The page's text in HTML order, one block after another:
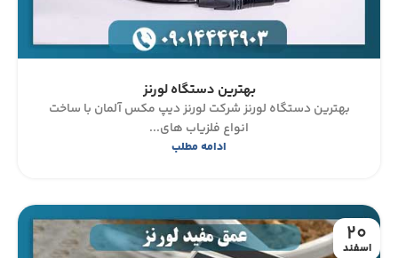
بهترین دستگاه لورنز
بهترین دستگاه لورنز شرکت لورنز دیپ مکس آلمان با ساخت
انواع فلزیاب های...
ادامه مطلب
20
اسفند